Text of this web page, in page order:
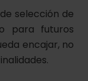
selección de
para futuros
encajar, no